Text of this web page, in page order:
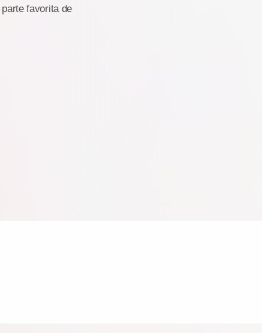
favorita de